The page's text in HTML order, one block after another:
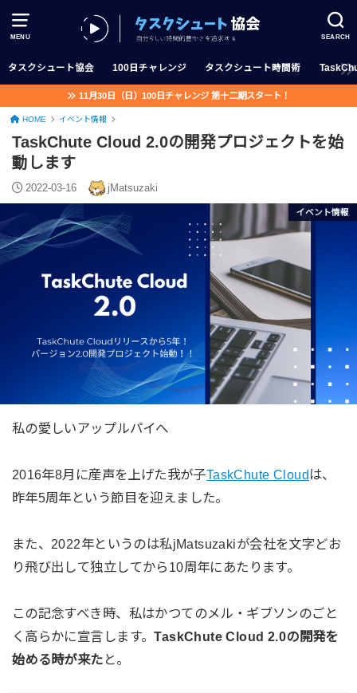
MENU SEARCH
タスクシュート協会 100日チャレンジ タスクシュート時間術
11月30日（日）100日チャレンジ 第十二期スタート！
HOME イベント情報
TaskChute Cloud 2.0の開発プロジェクトを始
動します
2022-03-16 jMatsuzaki
イベント情報
私の愛しいアップルパイへ
2016年8月に産声を上げた我が子TaskChute Cloudは、
昨年5周年という節目を迎えました。
また、2022年というのは私jMatsuzakiが会社を文字どお
り飛び出して独立してから10周年にあたります。
この記念すべき時、私はかつてのメル・ギブソンのごと
く高らかに宣言します。TaskChute Cloud 2.0の開発を
始める時が来た と。